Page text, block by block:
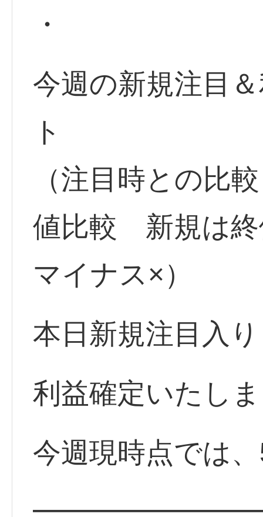
・
今週の新規注目
ト
（注目時との比
値比較 新規は
マイナス×）
本日新規注目入
利益確定いたし
今週現時点では